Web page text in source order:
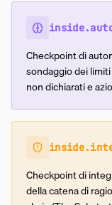
Checkpoint di
sondaggio dei
non dichiarati e
Checkpoint di
della catena di